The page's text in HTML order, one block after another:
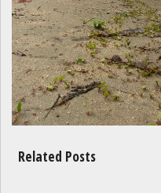
Related Posts